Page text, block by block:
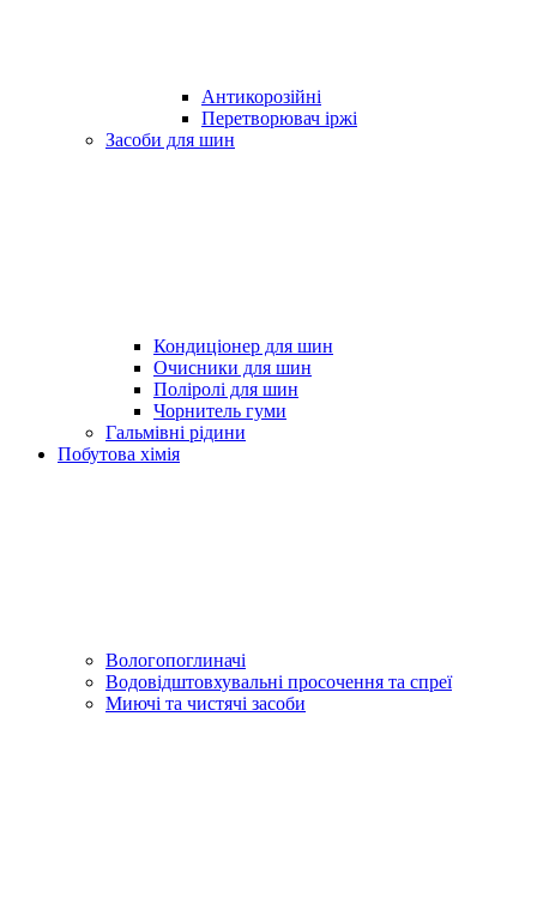
Антикорозійні
Перетворювач іржі
Засоби для шин
Кондиціонер для шин
Очисники для шин
Поліролі для шин
Чорнитель гуми
Гальмівні рідини
Побутова хімія
Вологопоглиначі
Водовідштовхувальні просочення та спреї
Миючі та чистячі засоби